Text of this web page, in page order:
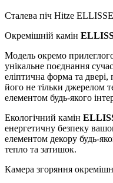
Сталева піч Hitze
Окремішній камін
Модель окремо
унікальне поєднання
еліптична форма та
його не тільки джерелом
елементом будь-якого
Екологічний камін
енергетичну безпеку
елементом декору будь-
тепло та затишок.
Камера згоряння